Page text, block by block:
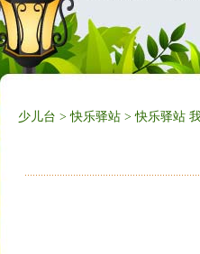
少儿台 >快乐驿站 > 快乐驿站